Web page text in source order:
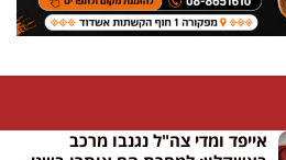
אייפד ומדי צה"ל נגנבו מרכב